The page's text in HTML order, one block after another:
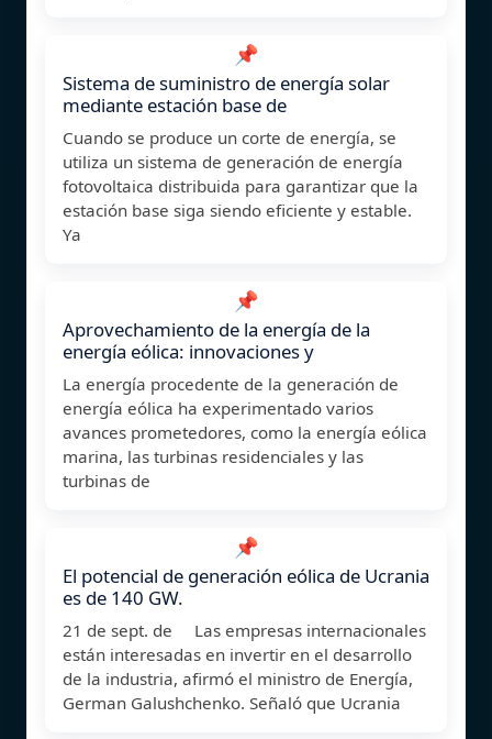
📌
Sistema de suministro de energía solar
mediante estación base de
Cuando se produce un corte de energía, se
utiliza un sistema de generación de energía
fotovoltaica distribuida para garantizar que la
estación base siga siendo eficiente y estable.
Ya
📌
Aprovechamiento de la energía de la
energía eólica: innovaciones y
La energía procedente de la generación de
energía eólica ha experimentado varios
avances prometedores, como la energía eólica
marina, las turbinas residenciales y las
turbinas de
📌
El potencial de generación eólica de Ucrania
es de 140 GW.
21 de sept. de Las empresas internacionales
están interesadas en invertir en el desarrollo
de la industria, afirmó el ministro de Energía,
German Galushchenko. Señaló que Ucrania